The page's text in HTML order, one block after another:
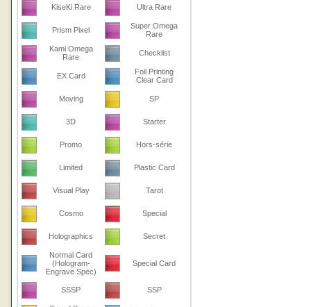
KiseKi Rare Ultra Rare
Prism Pixel
Super Omega
Rare
Kami Omega
Rare
Checklist
EX Card
Foil Printing
Clear Card
Moving SP
3D Starter
Promo Hors-série
Limited Plastic Card
Visual Play Tarot
Cosmo Special
Holographics Secret
Normal Card
(Hologram-
Engrave Spec)
Special Card
SSSP SSP